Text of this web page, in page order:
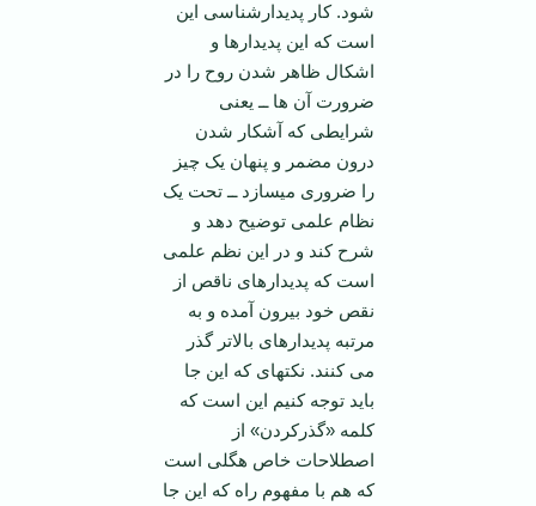
شود. کار پدیدارشناسی این
است که این پدیدارها و
اشکال ظاهر شدن روح را در
ضرورت آن ها ــ یعنی
شرایطی که آشکار شدن
درون مضمر و پنهان یک چیز
را ضروری می­سازد ــ تحت یک
نظام علمی توضیح دهد و
شرح کند و در این نظم علمی
است که پدیدارهای ناقص از
نقص خود بیرون آمده و به
مرتبه پدیدارهای بالاتر گذر
می کنند. نکته­ای که این جا
باید توجه کنیم این است که
کلمه «گذرکردن» از
اصطلاحات خاص هگلی است
که هم با مفهوم راه که این جا